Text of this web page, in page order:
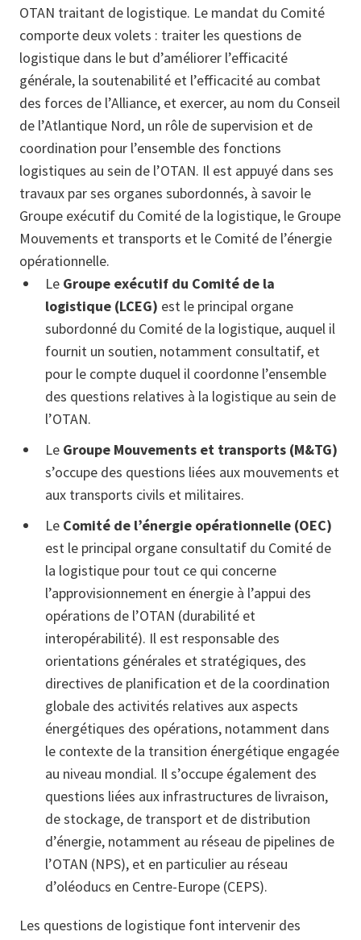
OTAN traitant de logistique. Le mandat du Comité
comporte deux volets : traiter les questions de
logistique dans le but d’améliorer l’efficacité
générale, la soutenabilité et l’efficacité au combat
des forces de l’Alliance, et exercer, au nom du Conseil
de l’Atlantique Nord, un rôle de supervision et de
coordination pour l’ensemble des fonctions
logistiques au sein de l’OTAN. Il est appuyé dans ses
travaux par ses organes subordonnés, à savoir le
Groupe exécutif du Comité de la logistique, le Groupe
Mouvements et transports et le Comité de l’énergie
opérationnelle.
Le Groupe exécutif du Comité de la
logistique (LCEG) est le principal organe
subordonné du Comité de la logistique, auquel il
fournit un soutien, notamment consultatif, et
pour le compte duquel il coordonne l’ensemble
des questions relatives à la logistique au sein de
l’OTAN.
Le Groupe Mouvements et transports (M&TG)
s’occupe des questions liées aux mouvements et
aux transports civils et militaires.
Le Comité de l’énergie opérationnelle (OEC)
est le principal organe consultatif du Comité de
la logistique pour tout ce qui concerne
l’approvisionnement en énergie à l’appui des
opérations de l’OTAN (durabilité et
interopérabilité). Il est responsable des
orientations générales et stratégiques, des
directives de planification et de la coordination
globale des activités relatives aux aspects
énergétiques des opérations, notamment dans
le contexte de la transition énergétique engagée
au niveau mondial. Il s’occupe également des
questions liées aux infrastructures de livraison,
de stockage, de transport et de distribution
d’énergie, notamment au réseau de pipelines de
l’OTAN (NPS), et en particulier au réseau
d’oléoducs en Centre-Europe (CEPS).
Les questions de logistique font intervenir des